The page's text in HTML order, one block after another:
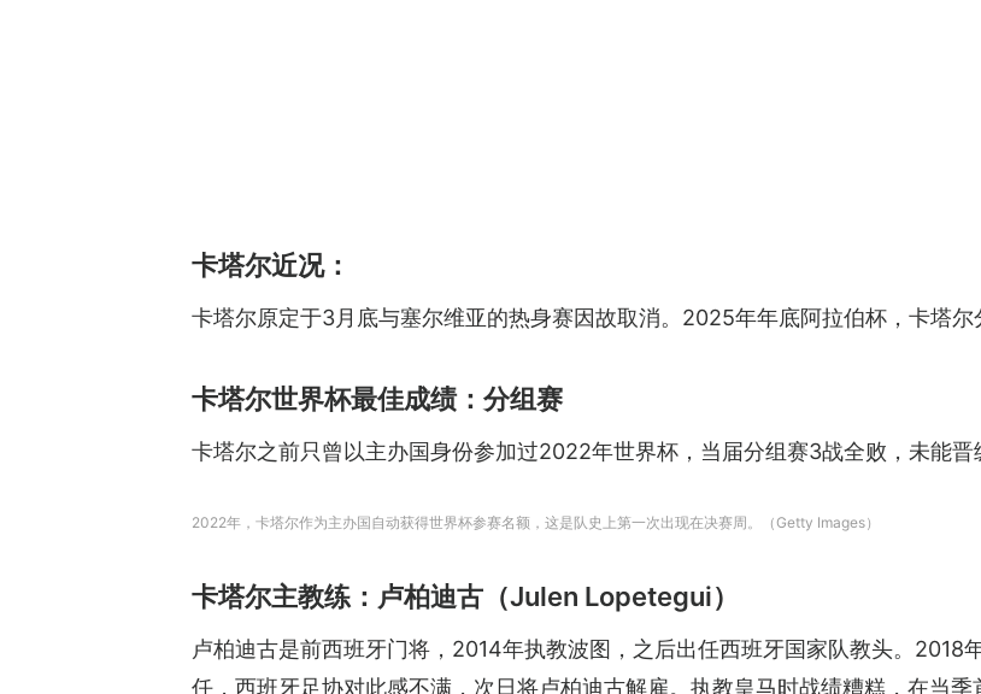
卡塔尔近况：
卡塔尔原定于3月底与塞尔维亚的热身赛因故取消。2025年年底阿拉伯杯，卡塔尔
卡塔尔世界杯最佳成绩：分组赛
卡塔尔之前只曾以主办国身份参加过2022年世界杯，当届分组赛3战全败，未能晋
2022年，卡塔尔作为主办国自动获得世界杯参赛名额，这是队史上第一次出现在决赛周。（Getty Images）
卡塔尔主教练：卢柏迪古（Julen Lopetegui）
卢柏迪古是前西班牙门将，2014年执教波图，之后出任西班牙国家队教头。2018
任，西班牙足协对此感不满，次日将卢柏迪古解雇。执教皇马时战绩糟糕，在当